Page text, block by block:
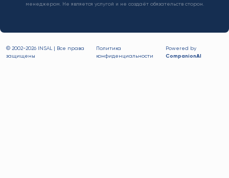
менеджером. Не является услугой и не создаёт обязательств сторон.
© 2002-2026 INSAL | Все права
защищены
Политика
конфиденциальности
Powered by
CompanionAI